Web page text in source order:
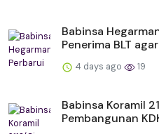
Babinsa
Penerima BLT
4 days ago 19
Babinsa Koramil
Pembangunan